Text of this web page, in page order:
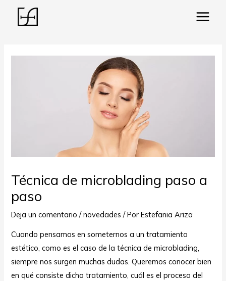
Main
Técnica de microblading paso a
paso
Deja un comentario /novedades / PorEstefania Ariza
Cuando pensamos en someternos a un tratamiento
estético, como es el caso de la técnica de microblading,
siempre nos surgen muchas dudas. Queremos conocer bien
en qué consiste dicho tratamiento, cuál es el proceso del